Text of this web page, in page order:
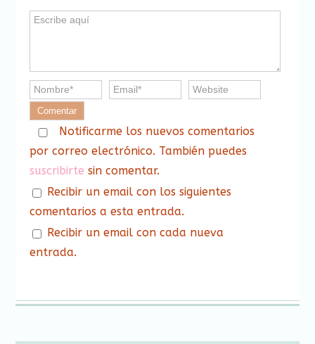
Notificarme los nuevos comentarios
por correo electrónico. También puedes
suscribirte sin comentar.
Recibir un email con los siguientes
comentarios a esta entrada.
Recibir un email con cada nueva
entrada.